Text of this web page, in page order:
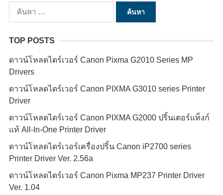
ค้นหา
สำหรับ:
TOP POSTS
ดาวน์โหลดไดร์เวอร์ Canon Pixma G2010 Series MP
Drivers
ดาวน์โหลดไดร์เวอร์ Canon PIXMA G3010 series Printer
Driver
ดาวน์โหลดไดร์เวอร์ Canon PIXMA G2000 ปริ้นเตอร์แท็งก์
แท้ All-In-One Printer Driver
ดาวน์โหลดไดร์เวอร์เครื่องปริ้น Canon iP2700 series
Printer Driver Ver. 2.56a
ดาวน์โหลดไดร์เวอร์ Canon Pixma MP237 Printer Driver
Ver. 1.04